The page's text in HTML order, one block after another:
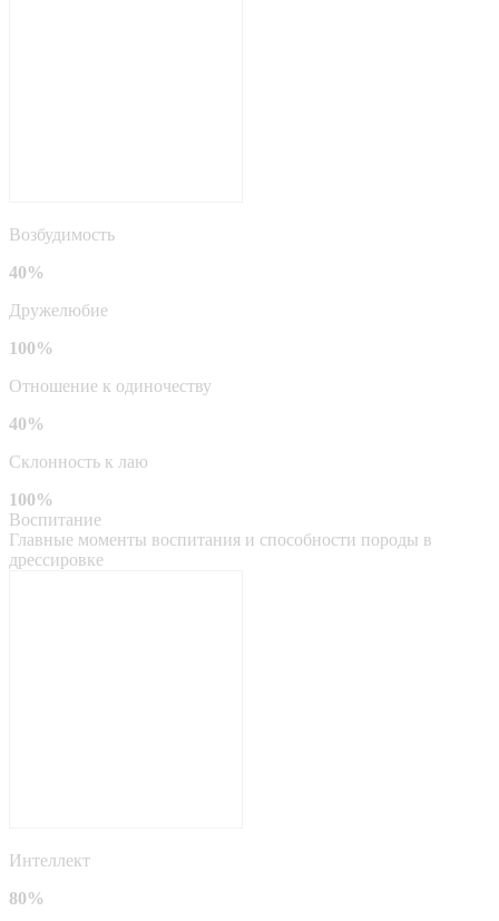
Возбудимость
40%
Дружелюбие
100%
Отношение к одиночеству
40%
Склонность к лаю
100%
Воспитание
Главные моменты воспитания и способности породы в
дрессировке
Интеллект
80%